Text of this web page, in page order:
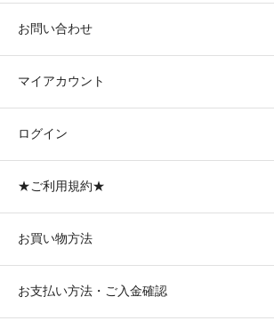
お問い合わせ
マイアカウント
ログイン
★ご利用規約★
お買い物方法
お支払い方法・ご入金確認